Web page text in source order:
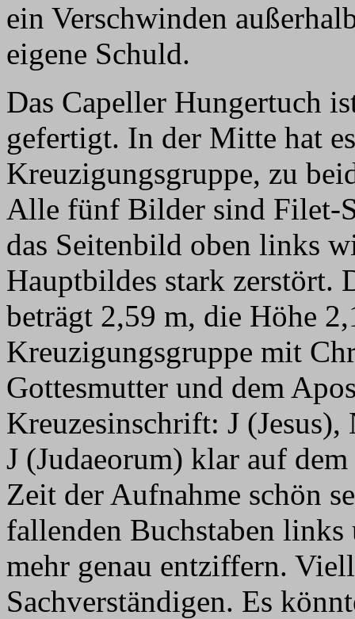
ein Verschwinden
eigene Schuld.
Das Capeller Hungertuch
gefertigt. In der Mitte hat
Kreuzigungsgruppe, zu
Alle fünf Bilder sind Filet-
das Seitenbild oben links
Hauptbildes stark zerstört.
beträgt 2,59 m, die Höhe
Kreuzigungsgruppe mit
Gottesmutter und dem
Kreuzesinschrift: J
J (Judaeorum) klar auf
Zeit der Aufnahme schön
fallenden Buchstaben
mehr genau entziffern.
Sachverständigen. Es